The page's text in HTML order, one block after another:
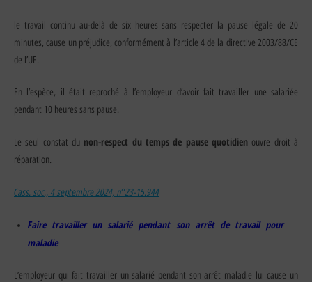
le travail continu au-delà de six heures sans respecter la pause légale de 20
minutes, cause un préjudice, conformément à l’article 4 de la directive 2003/88/CE
de l’UE.
En l’espèce, il était reproché à l’employeur d’avoir fait travailler une salariée
pendant 10 heures sans pause.
Le seul constat du non-respect du temps de pause quotidien ouvre droit à
réparation.
Cass. soc., 4 septembre 2024, n°23-15.944
Faire travailler un salarié pendant son arrêt de travail pour
maladie
L’employeur qui fait travailler un salarié pendant son arrêt maladie lui cause un